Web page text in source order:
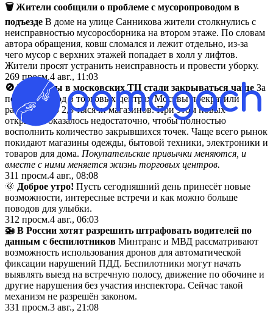
🗑 Жители сообщили о проблеме с мусоропроводом в
подъезде В доме на улице Санникова жители столкнулись с
неисправностью мусоросборника на втором этаже. По словам
автора обращения, ковш сломался и лежит отдельно, из-за
чего мусор с верхних этажей попадает в холл у лифтов.
Жители просят устранить неисправность и провести уборку.
269 просм.4 авг., 11:03
🚫 Магазины в московских ТЦ стали закрываться чаще За
последний год в торговых центрах Москвы прекратили
работу около 2,3 тысячи магазинов. При этом новых
открытий оказалось недостаточно, чтобы полностью
восполнить количество закрывшихся точек. Чаще всего рынок
покидают магазины одежды, бытовой техники, электроники и
товаров для дома. Покупательские привычки меняются, и
вместе с ними меняется жизнь торговых центров.
311 просм.4 авг., 08:08
🌞 Доброе утро! Пусть сегодняшний день принесёт новые
возможности, интересные встречи и как можно больше
поводов для улыбки.
312 просм.4 авг., 06:03
🚁 В России хотят разрешить штрафовать водителей по
данным с беспилотников Минтранс и МВД рассматривают
возможность использования дронов для автоматической
фиксации нарушений ПДД. Беспилотники могут начать
выявлять выезд на встречную полосу, движение по обочине и
другие нарушения без участия инспектора. Сейчас такой
механизм не разрешён законом.
331 просм.3 авг., 21:08